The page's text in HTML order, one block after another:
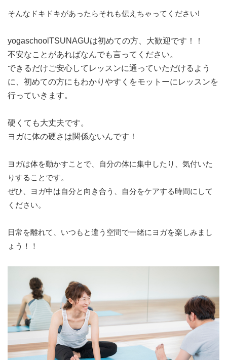
そんなドキドキがあったらそれも伝えちゃってください!
yogaschoolTSUNAGUは初めての方、大歓迎です！！
不安なことがあればなんでも言ってください。
できるだけご安心してレッスンに通っていただけるよう
に、初めての方にもわかりやすくをモットーにレッスンを
行っていきます。
硬くても大丈夫です。
ヨガに体の硬さは関係ないんです！
ヨガは体を動かすことで、自分の体に集中したり、気付いた
りすることです。
ぜひ、ヨガ中は自分と向き合う、自分をケアする時間にして
ください。
日常を離れて、いつもと違う空間で一緒にヨガを楽しみまし
ょう！！